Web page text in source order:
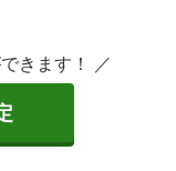
きます！ ／